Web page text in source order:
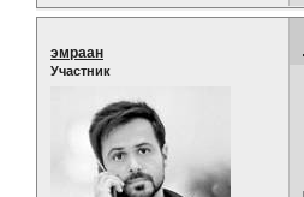
эмраан
Участник